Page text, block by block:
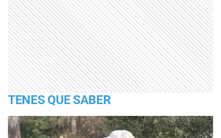
TENES QUE SABER